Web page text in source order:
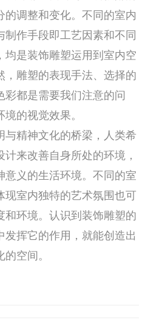
的调整和变化。不同的室内
作手段即工艺因素和不同
均是装饰雕塑运用到室内空
，雕塑的表现手法、选择的
都是需要我们注意的问
境的视觉效果。
精神文化的桥梁，人类希
来改善自身所处的环境，
意义的生活环境。不同的室
现室内独特的艺术氛围也可
和环境。认识到装饰雕塑的
挥它的作用，就能创造出
空间。